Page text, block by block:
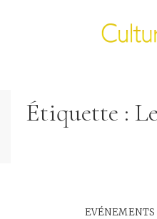
Étiquette :